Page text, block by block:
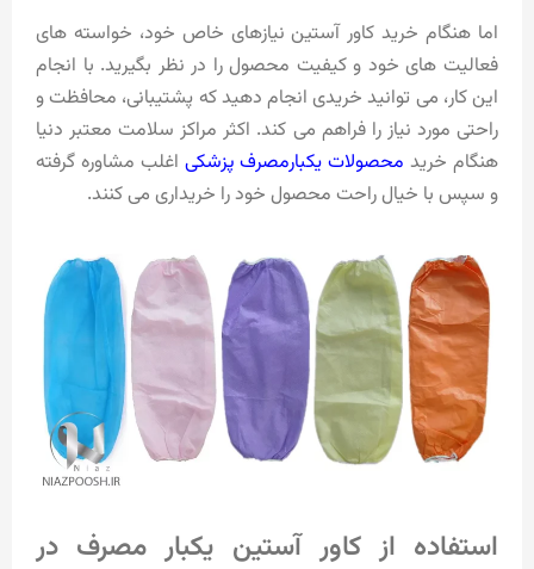
اما هنگام خرید کاور آستین نیازهای خاص خود، خواسته های
فعالیت های خود و کیفیت محصول را در نظر بگیرید. با انجام
این کار، می توانید خریدی انجام دهید که پشتیبانی، محافظت و
راحتی مورد نیاز را فراهم می کند. اکثر مراکز سلامت معتبر دنیا
هنگام خرید محصولات یکبارمصرف پزشکی اغلب مشاوره گرفته
و سپس با خیال راحت محصول خود را خریداری می کنند.
استفاده از کاور آستین یکبار مصرف در